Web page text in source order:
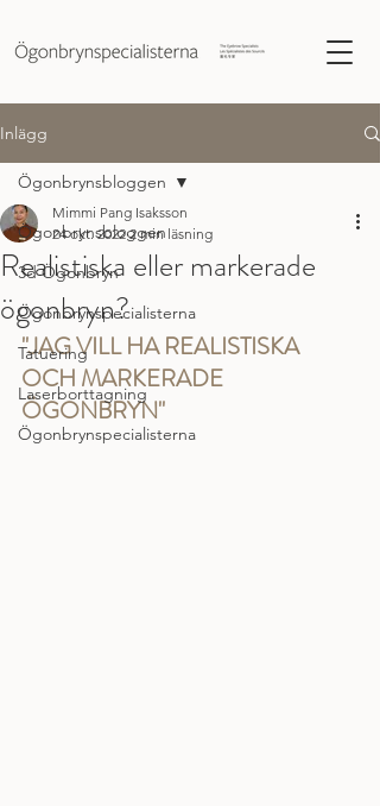
Inlägg
Ögonbrynsbloggen
3d Ögonbryn
Ögonbrynspecialisterna
Tatuering
Laserborttagning
Ögonbrynspecialisterna
Ögonbrynsbloggen
Realistiska eller markerade
ögonbryn?
Mimmi Pang Isaksson
24 okt. 2022 2 min läsning
"JAG VILL HA REALISTISKA
OCH MARKERADE
ÖGONBRYN"